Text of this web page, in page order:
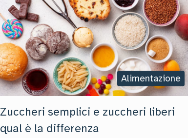
Alimentazione
Zuccheri semplici e zuccheri liberi
qual è la differenza